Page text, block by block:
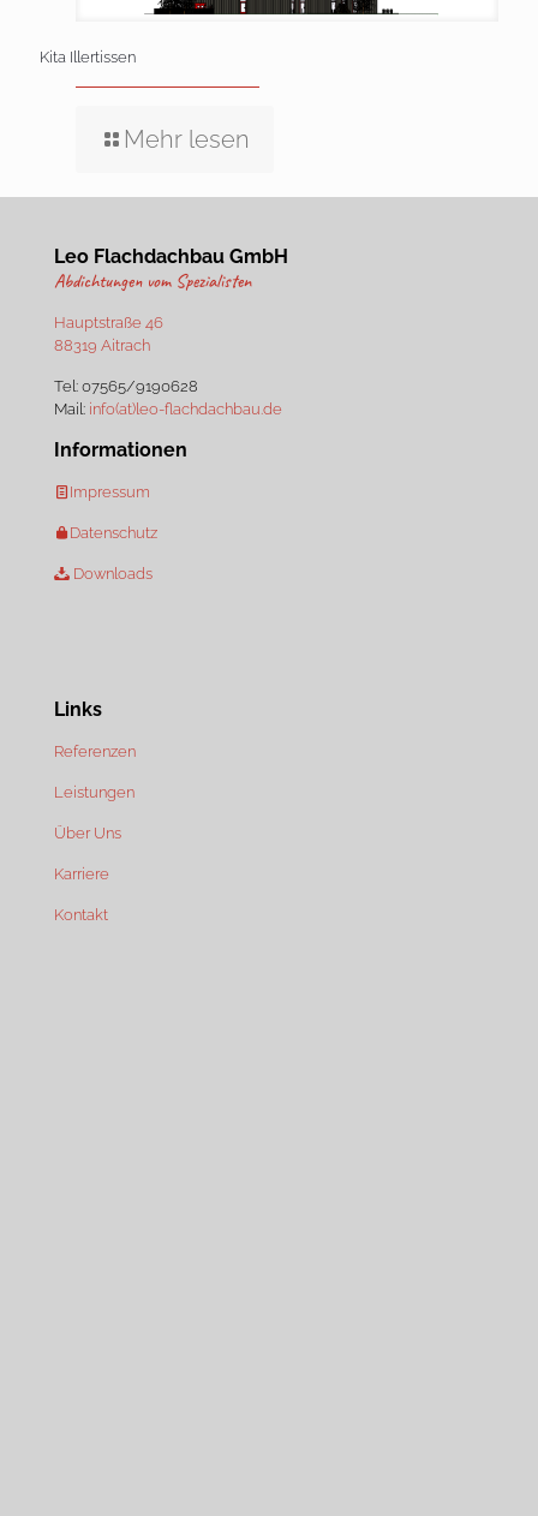
Kita Illertissen
Mehr lesen
Leo Flachdachbau GmbH
Abdichtungen vom Spezialisten
Hauptstraße 46
88319 Aitrach
Tel: 07565/9190628
Mail: info(at)leo-flachdachbau.de
Informationen
Impressum
Datenschutz
Downloads
Links
Referenzen
Leistungen
Über Uns
Karriere
Kontakt